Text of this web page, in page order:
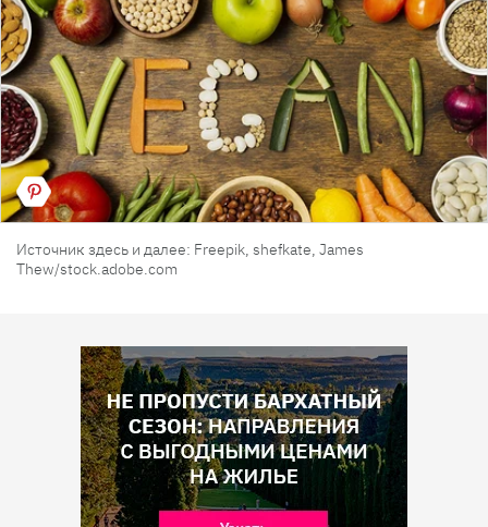
Источник здесь и далее: Freepik, shefkate, James
Thew/stock.adobe.com